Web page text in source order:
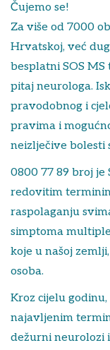
Čujemo se!
Za više od 7000
Hrvatskoj, već
besplatni SOS
pitaj neurologa.
pravodobnog i
pravima i
neizlječive bolesti
0800 77 89 broj je
redovitim
raspolaganju
simptoma
koje u našoj
osoba.
Kroz cijelu
najavljenim
dežurni neurolozi